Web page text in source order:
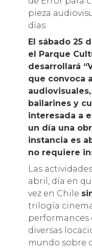
pieza
días.
El sábado 25
el Parque
desarrollará
que convoca
bailarines y
interesada a
un día una
instancia es
no requiere
Las
abril, día en
vez en Chile
trilogía
performances
diversas
mundo sobre